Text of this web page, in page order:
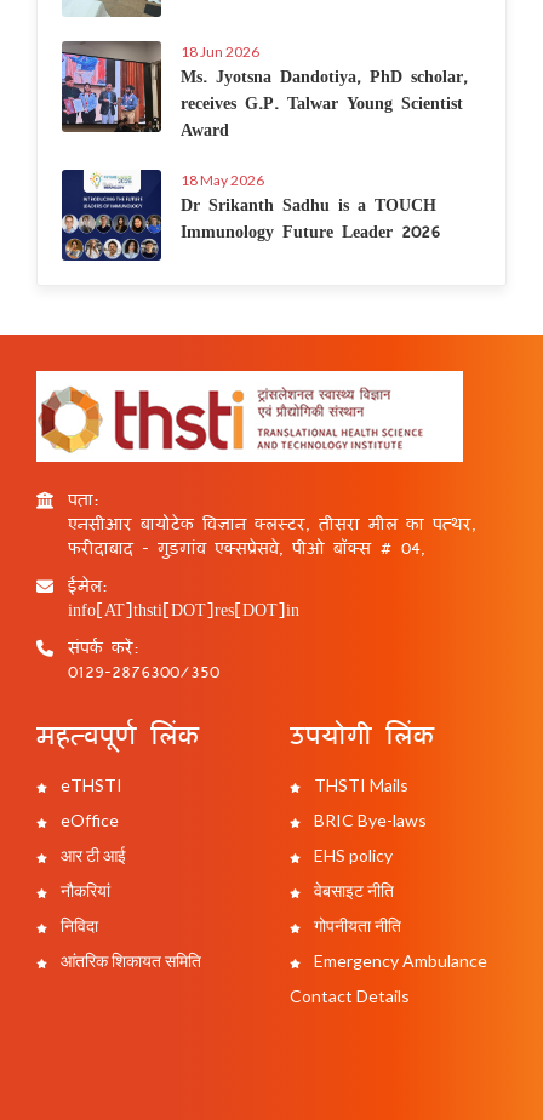
18 Jun 2026
Ms. Jyotsna Dandotiya, PhD scholar,
receives G.P. Talwar Young Scientist
Award
18 May 2026
Dr Srikanth Sadhu is a TOUCH
Immunology Future Leader 2026
पता:
एनसीआर बायोटेक विज्ञान क्लस्टर, तीसरा मील का पत्थर,
फरीदाबाद - गुड़गांव एक्सप्रेसवे, पीओ बॉक्स # 04,
ईमेल:
info[AT]thsti[DOT]res[DOT]in
संपर्क करें:
0129-2876300/350
महत्वपूर्ण लिंक
eTHSTI
eOffice
आर टी आई
नौकरियां
निविदा
आंतरिक शिकायत समिति
उपयोगी लिंक
THSTI Mails
BRIC Bye-laws
EHS policy
वेबसाइट नीति
गोपनीयता नीति
Emergency Ambulance
Contact Details